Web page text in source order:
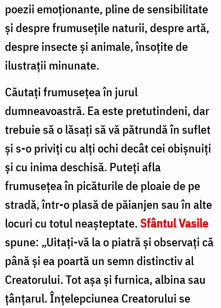
Bogdan
Bulgariu
poezii emoţionante, pline de sensibilitate
şi despre frumuseţile naturii, despre artă,
despre insecte şi animale, însoţite de
ilustraţii minunate.
Căutaţi frumuseţea în jurul
dumneavoastră. Ea este pretutindeni, dar
trebuie să o lăsaţi să vă pătrundă în suflet
şi s-o priviţi cu alţi ochi decât cei obişnuiţi
şi cu inima deschisă. Puteţi afla
frumuseţea în picăturile de ploaie de pe
stradă, într-o plasă de păianjen sau în alte
locuri cu totul neaşteptate.Sfântul Vasile
spune: „Uitaţi-vă la o piatră şi observaţi că
până şi ea poartă un semn distinctiv al
Creatorului. Tot aşa şi furnica, albina sau
ţânţarul. Înţelepciunea Creatorului se